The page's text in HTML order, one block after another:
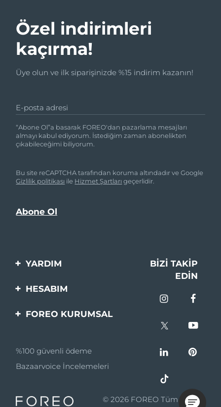
Özel indirimleri
kaçırma!
Üye olun ve ilk siparişinizde %15 indirim kazanın!
E-posta adresi
“Abone Ol”a basarak FOREO'dan pazarlama mesajları
almayı kabul ediyorum. İstediğim zaman abonelikten
çıkabileceğimi biliyorum.
Bu site reCAPTCHA tarafından koruma altındadır ve Google
Gizlilik politikası ile Hizmet Şartlarıgeçerlidir.
YARDIM
Bi̇zi̇mle İleti̇şi̇me Geçi̇n
BIZI TAKIP
EDIN
HESABIM
Ürün Kaydı
FOREO KURUMSAL
Ortaklik Programi
Ortaklık haberleri
%100 güvenli ödeme
Bazaarvoice İncelemeleri
© 2026 FOREO Tüm hakları